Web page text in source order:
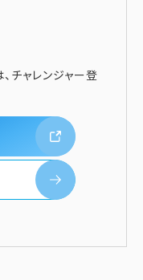
チャレンジャー登